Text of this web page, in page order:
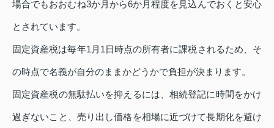
場合でもおおむね3か月から6か月程度を見込んでおくと安心
とされています。
固定資産税は毎年1月1日時点の所有者に課税されるため、そ
の時点で名義が自分のままかどうかで負担が決まります。
固定資産税の無駄払いを抑えるには、相続登記に時間をかけ
過ぎないこと、売り出し価格を相場に近づけて長期化を避け